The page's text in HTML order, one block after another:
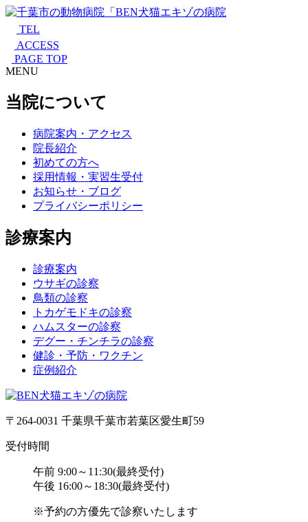
TEL
ACCESS
PAGE TOP
MENU
当院について
病院案内・アクセス
院長紹介
初めての方へ
採用情報・実習生受付
お知らせ・ブログ
プライバシーポリシー
診療案内
診療案内
ウサギの診察
鳥類の診察
トカゲモドキの診察
ハムスターの診察
デグー・チンチラの診察
健診・予防・ワクチン
症例紹介
〒264-0031 千葉県千葉市若葉区愛生町59
受付時間
午前 9:00～11:30(最終受付)
午後 16:00～18:30(最終受付)
※予約の方優先で診察いたします